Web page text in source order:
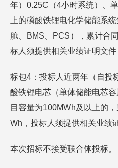
年）0.25C（4小时系统）、
上的磷酸铁锂电化学储能系
舱、BMS、PCS），累计合
标人须提供相关业绩证明文件
标包4：投标人近两年（自投
酸铁锂电芯（单体储能电芯
目容量为100MWh及以上的
Wh，投标人须提供相关业绩
本次招标不接受联合体投标。